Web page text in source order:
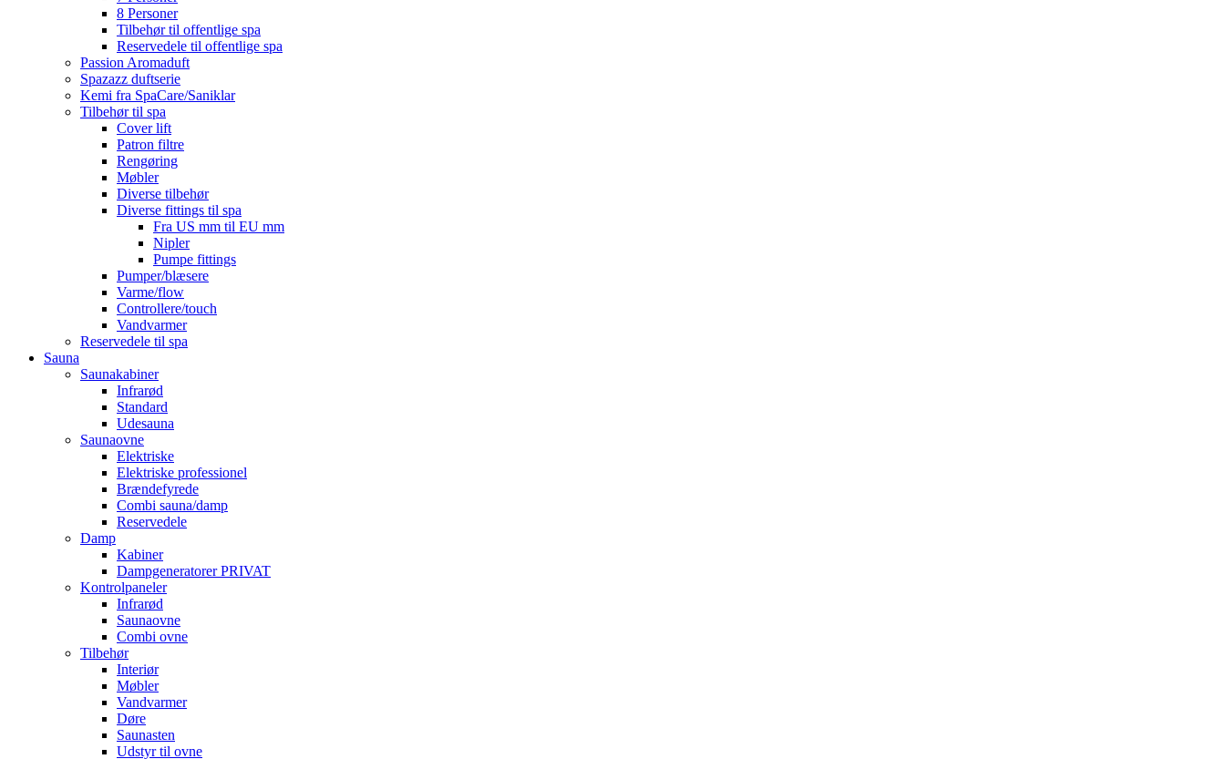
8 Personer
Tilbehør til offentlige spa
Reservedele til offentlige spa
Passion Aromaduft
Spazazz duftserie
Kemi fra SpaCare/Saniklar
Tilbehør til spa
Cover lift
Patron filtre
Rengøring
Møbler
Diverse tilbehør
Diverse fittings til spa
Fra US mm til EU mm
Nipler
Pumpe fittings
Pumper/blæsere
Varme/flow
Controllere/touch
Vandvarmer
Reservedele til spa
Sauna
Saunakabiner
Infrarød
Standard
Udesauna
Saunaovne
Elektriske
Elektriske professionel
Brændefyrede
Combi sauna/damp
Reservedele
Damp
Kabiner
Dampgeneratorer PRIVAT
Kontrolpaneler
Infrarød
Saunaovne
Combi ovne
Tilbehør
Interiør
Møbler
Vandvarmer
Døre
Saunasten
Udstyr til ovne